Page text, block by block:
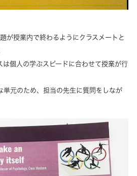
が授業内で終わるようにクラスメートと
個人の学ぶスピードに合わせて授業が行
元のため、担当の先生に質問をしなが